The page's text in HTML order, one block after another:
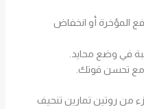
المؤخرة أو انخفاض
في وضع محايد.
مع تحسن قوتك.
من روتين تمارين تنحيف